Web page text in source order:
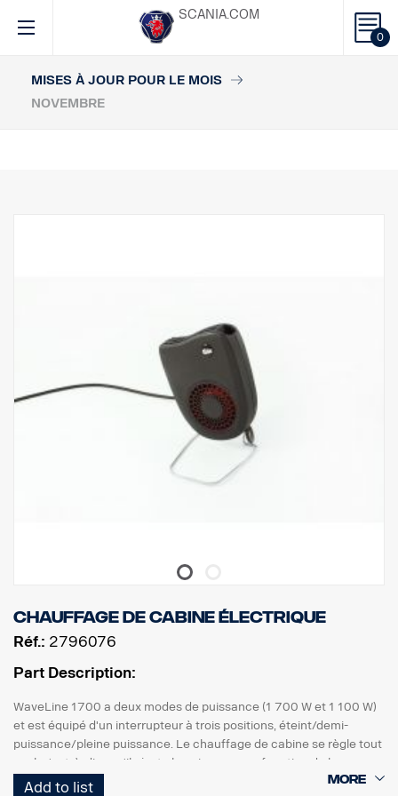
0
SCANIA.COM
MISES À JOUR POUR LE MOIS
NOVEMBRE
Chauffage de cabine électrique
Réf.: 2796076
Part Description:
WaveLine 1700 a deux modes de puissance (1 700 W et 1 100 W)
et est équipé d'un interrupteur à trois positions, éteint/demi-
puissance/pleine puissance. Le chauffage de cabine se règle tout
seul, c'est-à-dire qu'il ajuste la puissance en fonction de la
température environnante. Il est également équipé d'un limiteur
Add to list